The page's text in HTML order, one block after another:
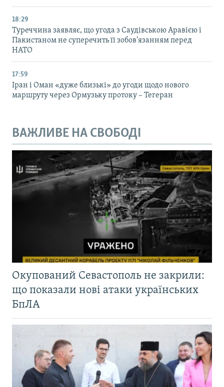
18:29
Туреччина заявляє, що угода з Саудівською Аравією і
Пакистаном не суперечить її зобов’язанням перед
НАТО
17:59
Іран і Оман «дуже близькі» до угоди щодо нового
маршруту через Ормузьку протоку – Тегеран
ВАЖЛИВЕ НА СВОБОДІ
Окупований Севастополь не закрили:
що показали нові атаки українських
БпЛА